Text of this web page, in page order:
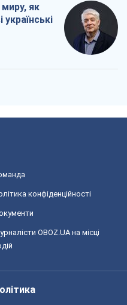
як
конфіденційності
OBOZ.UA на місці